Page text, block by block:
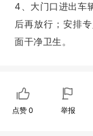
4、大门口进出车
后再放行；安排
面干净卫生。
点赞 0 举报